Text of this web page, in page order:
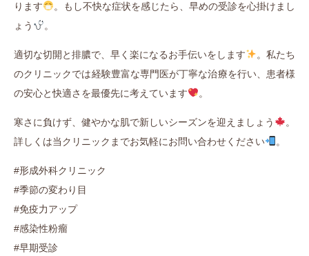
ります
。もし不快な症状を感じたら、早めの受診を心掛けまし
ょう
。
適切な切開と排膿で、早く楽になるお手伝いをします
。私たち
のクリニックでは経験豊富な専門医が丁寧な治療を行い、患者様
の安心と快適さを最優先に考えています
。
寒さに負けず、健やかな肌で新しいシーズンを迎えましょう
。
詳しくは当クリニックまでお気軽にお問い合わせください
。
#形成外科クリニック
#季節の変わり目
#免疫力アップ
#感染性粉瘤
#早期受診